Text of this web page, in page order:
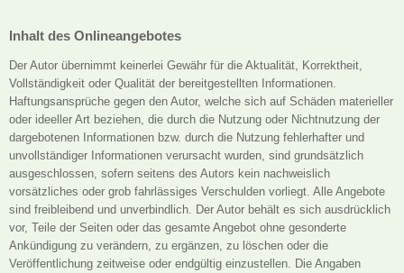
Inhalt des Onlineangebotes
Der Autor übernimmt keinerlei Gewähr für die Aktualität, Korrektheit,
Vollständigkeit oder Qualität der bereitgestellten Informationen.
Haftungsansprüche gegen den Autor, welche sich auf Schäden materieller
oder ideeller Art beziehen, die durch die Nutzung oder Nichtnutzung der
dargebotenen Informationen bzw. durch die Nutzung fehlerhafter und
unvollständiger Informationen verursacht wurden, sind grundsätzlich
ausgeschlossen, sofern seitens des Autors kein nachweislich
vorsätzliches oder grob fahrlässiges Verschulden vorliegt. Alle Angebote
sind freibleibend und unverbindlich. Der Autor behält es sich ausdrücklich
vor, Teile der Seiten oder das gesamte Angebot ohne gesonderte
Ankündigung zu verändern, zu ergänzen, zu löschen oder die
Veröffentlichung zeitweise oder endgültig einzustellen. Die Angaben